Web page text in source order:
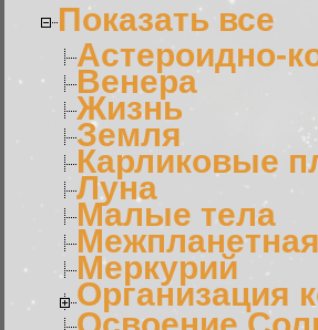
Показать все
Астероидно-
Венера
Жизнь
Земля
Карликовые
Луна
Малые тела
Меркурий
Организация